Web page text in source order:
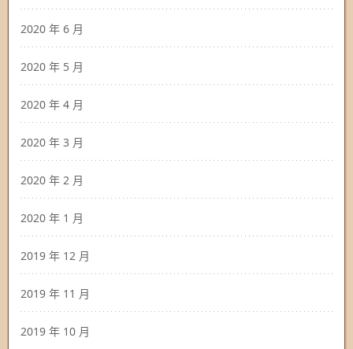
2020 年 6 月
2020 年 5 月
2020 年 4 月
2020 年 3 月
2020 年 2 月
2020 年 1 月
2019 年 12 月
2019 年 11 月
2019 年 10 月